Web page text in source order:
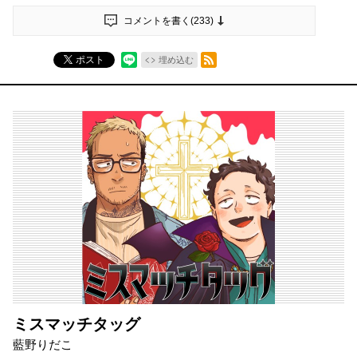
コメントを書く(233)
ポスト 埋め込む
RSSフィード
ミスマッチタッグ
藍野りだこ